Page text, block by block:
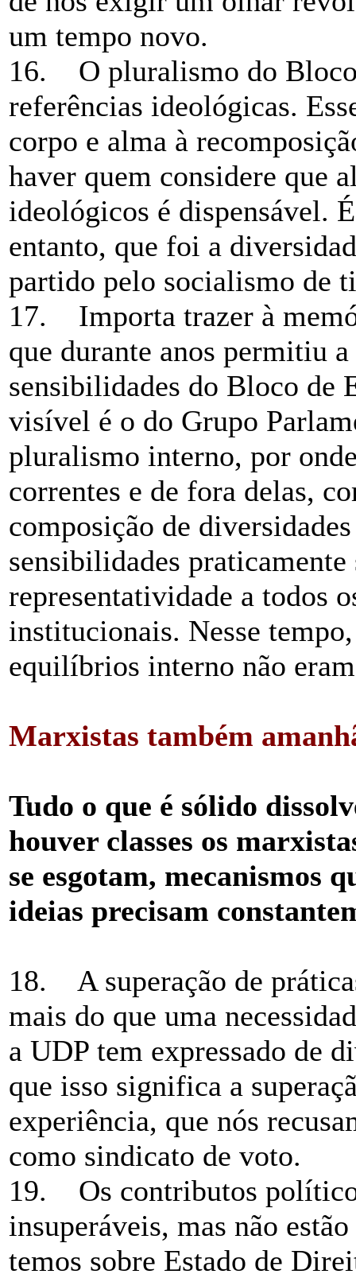
um tempo novo.
16. O pluralismo do
referências ideológicas.
corpo e alma à
haver quem considere que
ideológicos é dispensável.
entanto, que foi a
partido pelo socialismo de
17. Importa trazer à
que durante anos permitiu
sensibilidades do Bloco de
visível é o do Grupo
pluralismo interno, por onde
correntes e de fora delas,
composição de
sensibilidades praticamente
representatividade a todos
institucionais. Nesse
equilíbrios interno não
Marxistas também
Tudo o que é sólido
houver classes os
se esgotam, mecanismos
ideias precisam
18. A superação de
mais do que uma
a UDP tem expressado de
que isso significa a
experiência, que nós
como sindicato de voto.
19. Os contributos
insuperáveis, mas não
temos sobre Estado de